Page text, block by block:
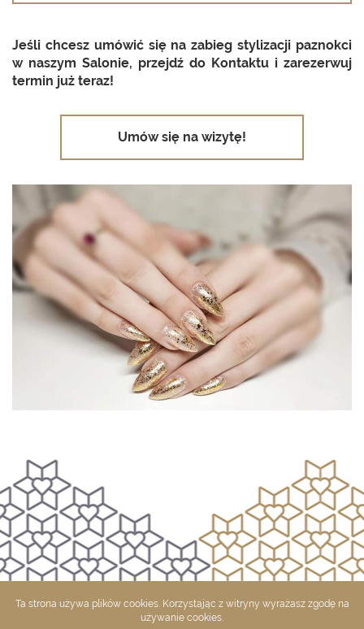
Jeśli chcesz umó­wić się na za­bieg sty­li­za­cji pa­znok­ci
w na­szym Sa­lo­nie, przejdź do Kon­tak­tu i za­re­zer­wuj
ter­min już teraz!
Umów się na wizytę!
Ta strona używa plików cookies. Korzystając z witryny wyrażasz zgodę na
używanie cookies.